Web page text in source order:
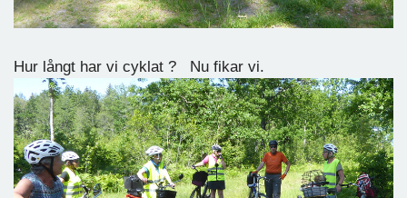
Hur långt har vi cyklat ? Nu fikar vi.